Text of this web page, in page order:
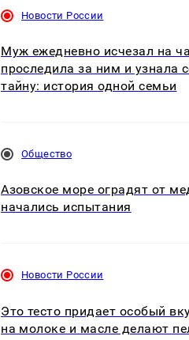
Новости России
Муж ежедневно исчезал на
проследила за ним и узнала
тайну: история одной семьи
Общество
Азовское море оградят от
начались испытания
Новости России
Это тесто придает особый
на молоке и масле делают